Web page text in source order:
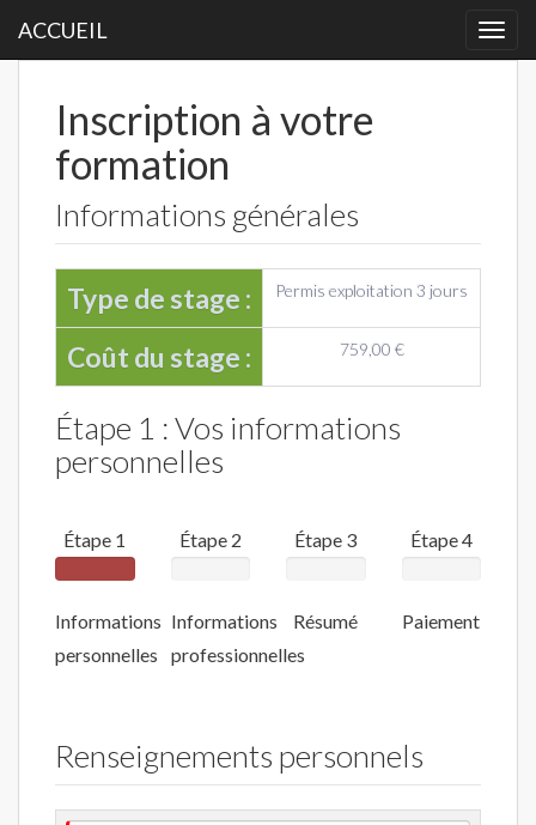
ACCUEIL
Inscription à votre
formation
Informations générales
Type de stage : Permis exploitation 3 jours
Coût du stage : 759,00 €
Étape 1 : Vos informations
personnelles
Étape 1
Informations
personnelles
Étape 2
Informations
professionnelles
Étape 3
Résumé
Étape 4
Paiement
Renseignements personnels